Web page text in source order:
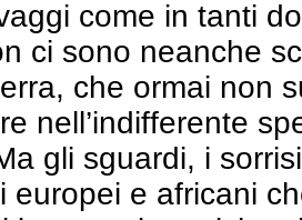
come in tanti
ci sono neanche
che ormai non
nell’indifferente
gli sguardi, i
europei e africani